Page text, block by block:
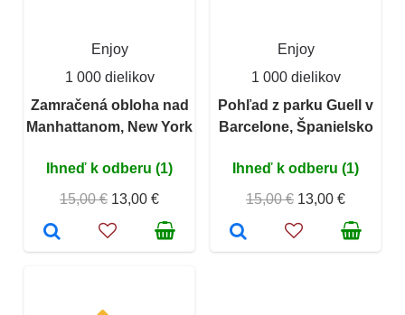
Enjoy
1 000 dielikov
Zamračená obloha nad
Manhattanom, New York
Ihneď k odberu (1)
15,00 € 13,00 €
Enjoy
1 000 dielikov
Pohľad z parku Guell v
Barcelone, Španielsko
Ihneď k odberu (1)
15,00 € 13,00 €